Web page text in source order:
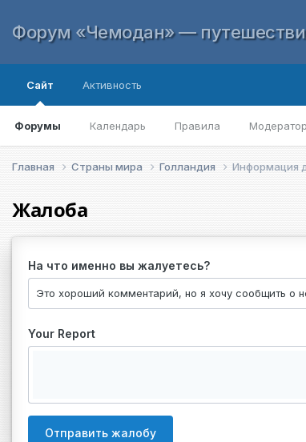
Форум «Чемодан» —
Сайт
Форумы Календарь Правила
Активность
Главная Страны мира Голландия Информация
Жалоба
На что именно вы жалуетесь?
Your Report
Отправить жалобу